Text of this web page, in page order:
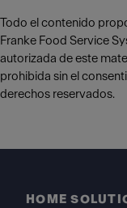
Todo el contenido
Franke Food Service
autorizada de este
prohibida sin el
derechos reservados.
HOME